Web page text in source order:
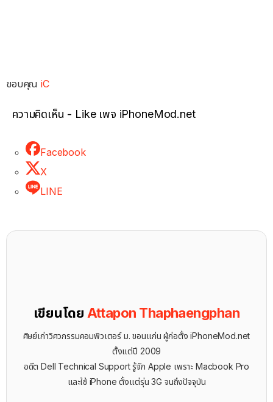
ขอบคุณiC
ความคิดเห็น - Like เพจ iPhoneMod.net
Facebook
X
LINE
เขียนโดย Attapon Thaphaengphan
ศิษย์เก่าวิศวกรรมคอมพิวเตอร์ ม. ขอนแก่น ผู้ก่อตั้ง iPhoneMod.net
ตั้งแต่ปี 2009
อดีต Dell Technical Support รู้จัก ​Apple เพราะ Macbook Pro
และใช้ iPhone ตั้งแต่รุ่น 3G จนถึงปัจจุบัน